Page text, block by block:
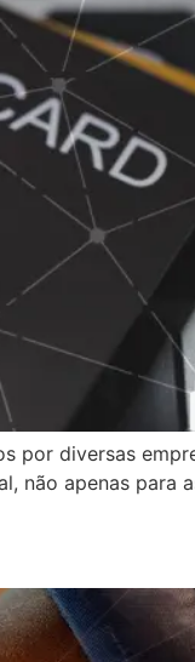
por diversas
não apenas para